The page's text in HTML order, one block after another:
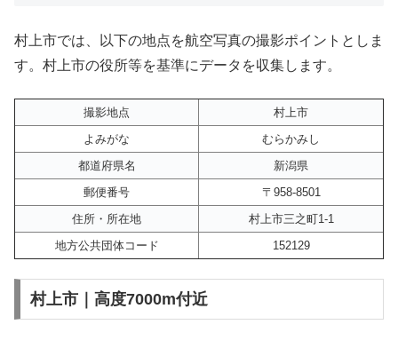
村上市では、以下の地点を航空写真の撮影ポイントとしま
す。村上市の役所等を基準にデータを収集します。
撮影地点
村上市
よみがな
むらかみし
都道府県名
新潟県
郵便番号
〒958-8501
住所・所在地
村上市三之町1-1
地方公共団体コード
152129
村上市｜高度7000m付近